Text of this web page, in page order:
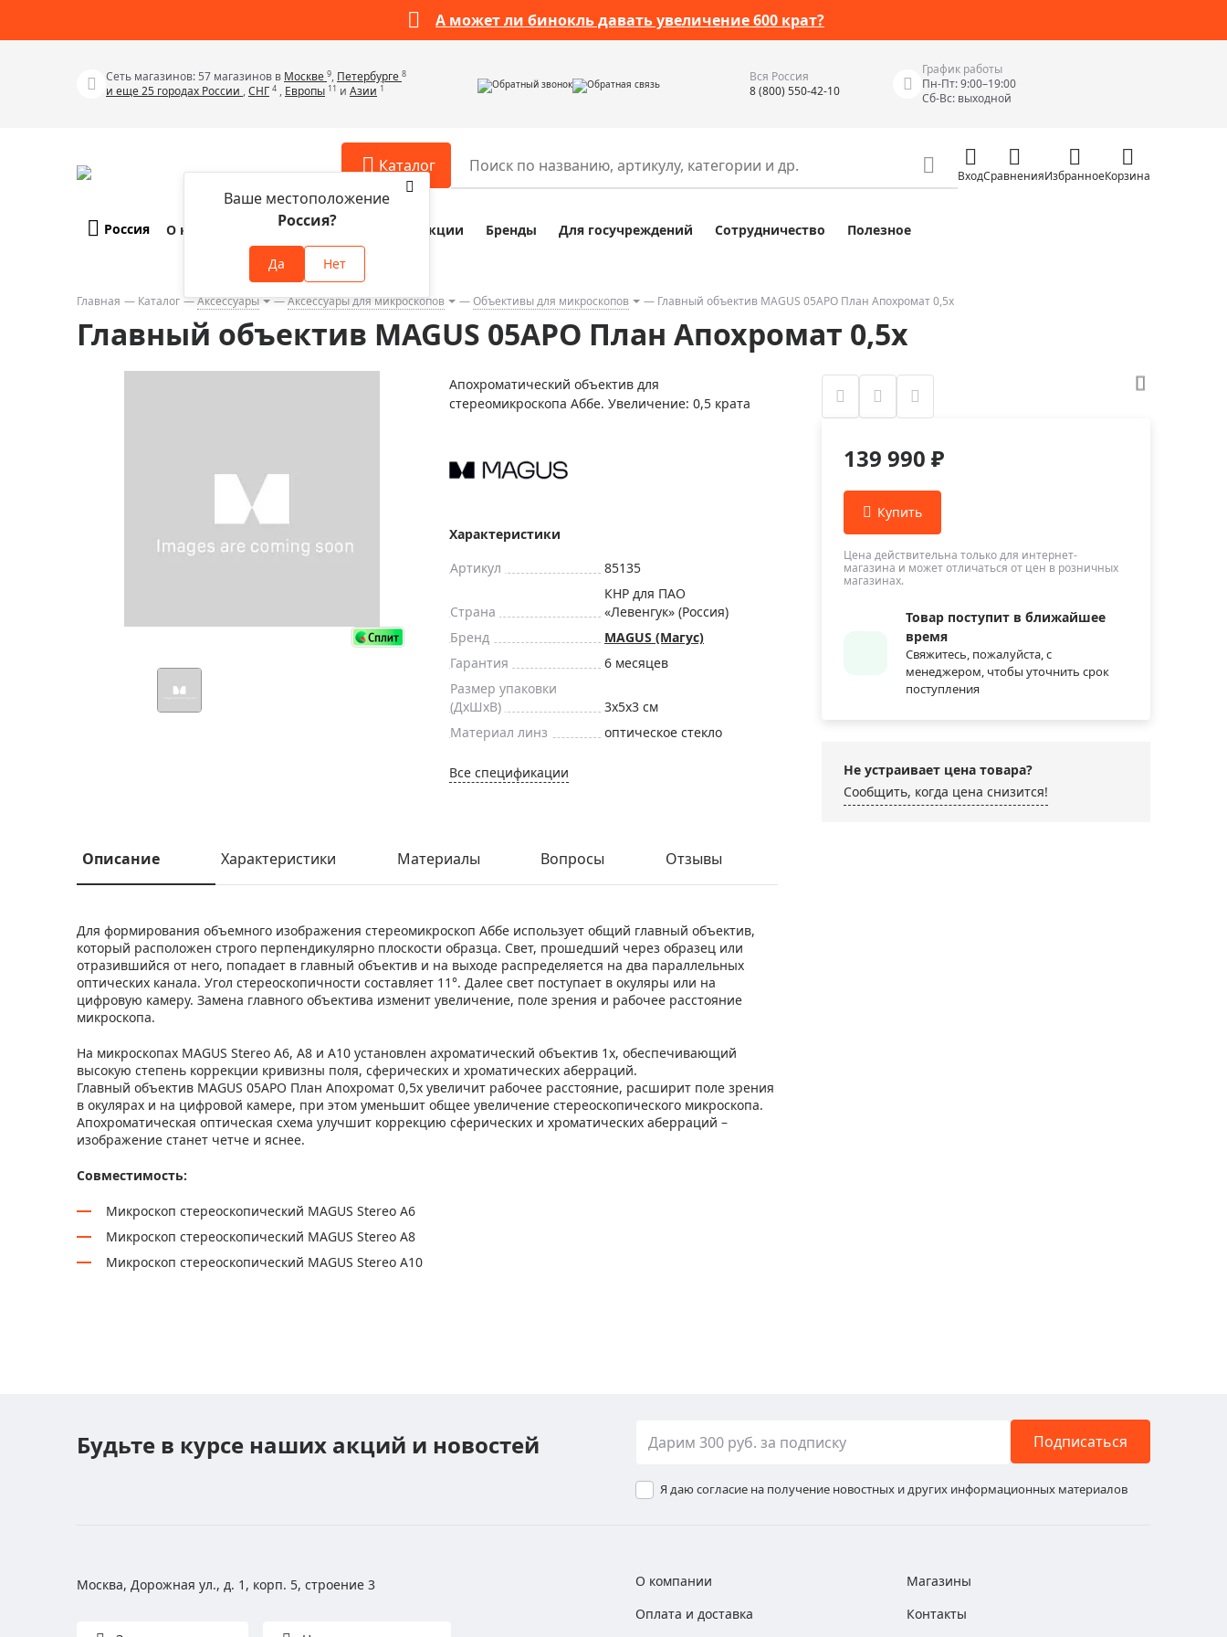
А может ли бинокль давать увеличение 600 крат?
Сеть магазинов: 57 магазинов в Москве 9, Петербурге 8
и еще 25 городах России ,СНГ 4 , Европы 11 и Азии 1 Обратный звонок Обратная связь
Вся Россия
8 (800) 550-42-10
График работы
Пн-Пт: 9:00–19:00
Сб-Вс: выходной
Каталог
Телескопы
Бинокли
Зрительные трубы
Фотогаджеты
Астропланетарии
Аксессуары для микроскопов
Аксессуары для зрительных труб
Аксессуары для луп
Аксессуары для приборов ночного
Распродажа выставочных образцов
Разное
Компасы
Наборы исследователя Bresser Junior
Наборы для химических опытов
Глобусы
Глобусы интерактивные
Фонари
Элементы питания, карты памяти
Фотоловушки
Измерительные инструменты
Лазерные уровни
Цифровые уровни и угломеры
Приборы неразрушающего контроля
Приборы теплового контроля
Детекторы проводки
Влагомеры (датчики влажности)
Измерители параметров окружающей
среды
Видеоэндоскопы
Курвиметры
Тестеры качества воды
Теодолиты
Прочее
ВходСравненияИзбранноеКорзина
Россия
Ваше местоположение
Россия?
Да Нет
О компании Оплата и доставка Акции Бренды Для госучреждений Сотрудничество Полезное
Главная Каталог Аксессуары Аксессуары для микроскопов Объективы для микроскопов Главный объектив MAGUS 05APO План Апохромат 0,5х
Главный объектив MAGUS 05APO План Апохромат 0,5х
Апохроматический объектив для
стереомикроскопа Аббе. Увеличение: 0,5 крата
Характеристики
Артикул
85135
Страна
КНР для ПАО
«Левенгук» (Россия)
Бренд
MAGUS (Магус)
Гарантия
6 месяцев
Размер упаковки
(ДxШxВ)
3x5x3 см
Материал линз
оптическое стекло
Все спецификации
Описание Характеристики Материалы Вопросы Отзывы
Для формирования объемного изображения стереомикроскоп Аббе использует общий главный объектив,
который расположен строго перпендикулярно плоскости образца. Свет, прошедший через образец или
отразившийся от него, попадает в главный объектив и на выходе распределяется на два параллельных
оптических канала. Угол стереоскопичности составляет 11°. Далее свет поступает в окуляры или на
цифровую камеру. Замена главного объектива изменит увеличение, поле зрения и рабочее расстояние
микроскопа.
На микроскопах MAGUS Stereo A6, А8 и А10 установлен ахроматический объектив 1х, обеспечивающий
высокую степень коррекции кривизны поля, сферических и хроматических аберраций.
Главный объектив MAGUS 05APO План Апохромат 0,5х увеличит рабочее расстояние, расширит поле зрения
в окулярах и на цифровой камере, при этом уменьшит общее увеличение стереоскопического микроскопа.
Апохроматическая оптическая схема улучшит коррекцию сферических и хроматических аберраций –
изображение станет четче и яснее.
Совместимость:
Микроскоп стереоскопический MAGUS Stereo A6
Микроскоп стереоскопический MAGUS Stereo A8
Микроскоп стереоскопический MAGUS Stereo A10
139 990 ₽
Цена действительна только для интернет-
магазина и может отличаться от цен в розничных
магазинах.
Товар поступит в ближайшее
время
Свяжитесь, пожалуйста, с
менеджером, чтобы уточнить срок
поступления
Не устраивает цена товара?
Сообщить, когда цена снизится!
Будьте в курсе наших акций и новостей Подписаться
Я даю согласие на получение новостных и других информационных материалов
Москва, Дорожная ул., д. 1, корп. 5, строение 3
О компании
Оплата и доставка
Магазины
Контакты